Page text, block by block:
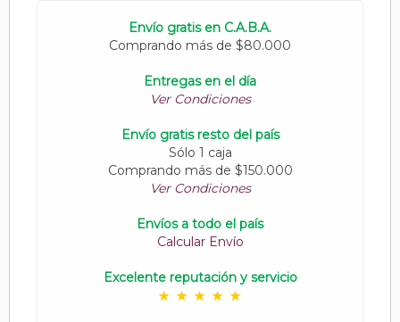
Envío gratis en C.A.B.A.
Comprando más de $80.000
Entregas en el día
Ver Condiciones
Envío gratis resto del país
Sólo 1 caja
Comprando más de $150.000
Ver Condiciones
Envíos a todo el país
Calcular Envío
Excelente reputación y servicio